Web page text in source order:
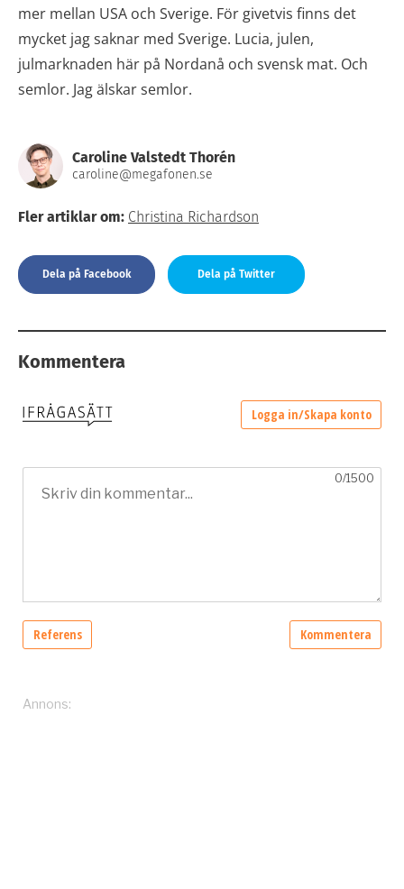
mer mellan USA och Sverige. För givetvis finns det
mycket jag saknar med Sverige. Lucia, julen,
julmarknaden här på Nordanå och svensk mat. Och
semlor. Jag älskar semlor.
Caroline Valstedt Thorén
caroline@megafonen.se
Fler artiklar om: Christina Richardson
Dela på Facebook Dela på Twitter
Kommentera